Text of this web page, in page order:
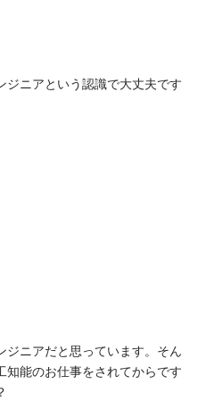
ジニアという認識で大丈夫です
ジニアだと思っています。そん
知能のお仕事をされてからです